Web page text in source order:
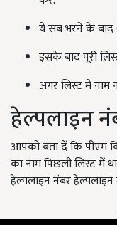
ये सब भरने के
इसके बाद पूरी
अगर लिस्ट में नाम
हेल्पलाइन
आपको बता दें कि पीएम
का नाम पिछली लिस्ट में
हेल्पलाइन नंबर